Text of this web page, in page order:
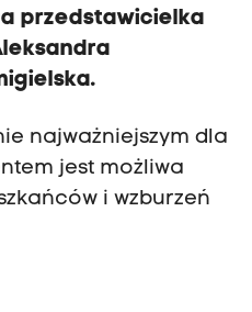
przedstawicielka
najważniejszym dla
jest możliwa
i wzburzeń